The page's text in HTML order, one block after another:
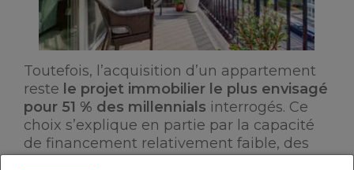
Toutefois, l’acquisition d’un appartement
reste le projet immobilier le plus envisagé
pour 51 % des millennials interrogés. Ce
choix s’explique en partie par la capacité
de financement relativement faible, des